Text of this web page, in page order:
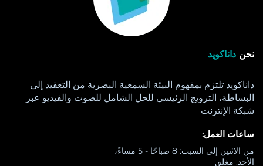
نحن داناكويد
داناكويد تلتزم بمفهوم البيئة السمعية البصرية من التعقيد إلى
البساطة، الترويج الرئيسي للحل الشامل للصوت والفيديو عبر
شبكة الإنترنت
ساعات العمل:
من الاثنين إلى السبت: 8 صباحًا - 5 مساءً،
الأحد: مغلق